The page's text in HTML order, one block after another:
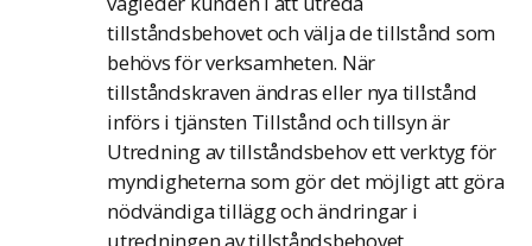
tillståndsbehovet och välja de tillstånd som
behövs för verksamheten. När
tillståndskraven ändras eller nya tillstånd
införs i tjänsten Tillstånd och tillsyn är
Utredning av tillståndsbehov ett verktyg för
myndigheterna som gör det möjligt att göra
nödvändiga tillägg och ändringar i
utredningen av tillståndsbehovet